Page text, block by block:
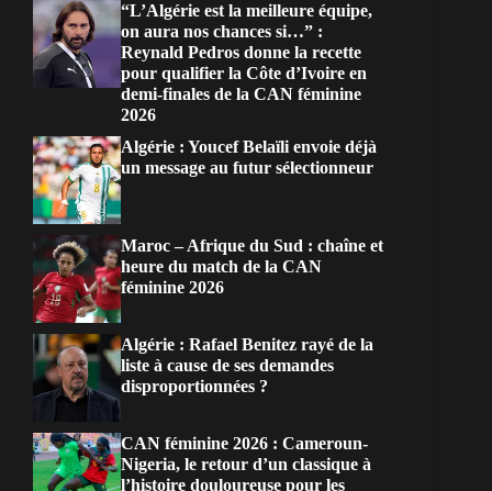
“L’Algérie est la meilleure équipe,
on aura nos chances si…” :
Reynald Pedros donne la recette
pour qualifier la Côte d’Ivoire en
demi-finales de la CAN féminine
2026
Algérie : Youcef Belaïli envoie déjà
un message au futur sélectionneur
Maroc – Afrique du Sud : chaîne et
heure du match de la CAN
féminine 2026
Algérie : Rafael Benitez rayé de la
liste à cause de ses demandes
disproportionnées ?
CAN féminine 2026 : Cameroun-
Nigeria, le retour d’un classique à
l’histoire douloureuse pour les